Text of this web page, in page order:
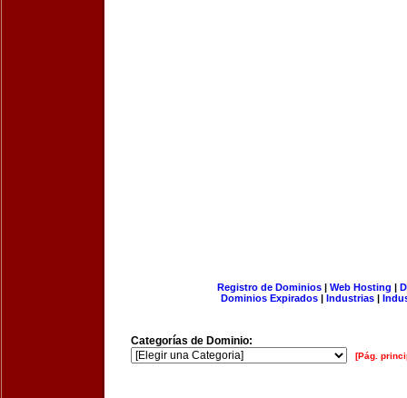
Registro de Dominios| Web Hosting |
Dominios Expirados | Industrias |
Categorías de Dominio:
[Pág.